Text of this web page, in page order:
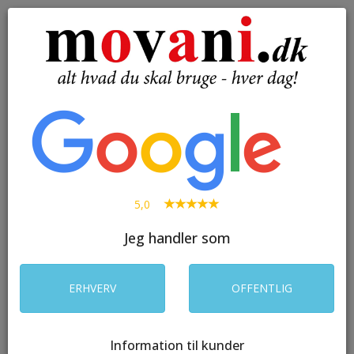
Toggle
5,0
Jeg handler som
ERHVERV OFFENTLIG
Information til kunder